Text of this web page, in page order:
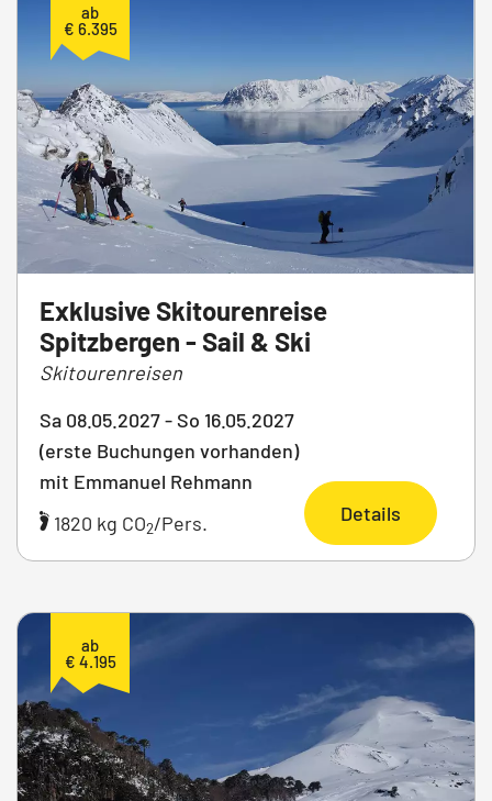
ab
€ 6.395
Exklusive Skitourenreise
Spitzbergen - Sail & Ski
Skitourenreisen
Sa 08.05.2027 - So 16.05.2027
(erste Buchungen vorhanden)
mit Emmanuel Rehmann
1820 kg CO2/Pers. Details
ab
€ 4.195